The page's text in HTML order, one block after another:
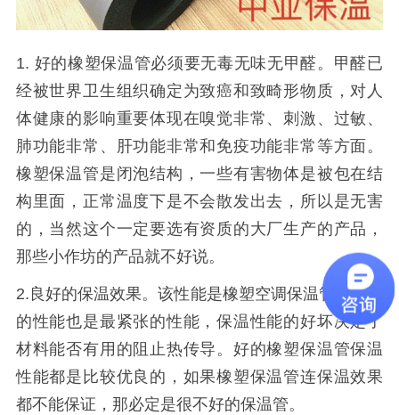
1. 好的橡塑保温管必须要无毒无味无甲醛。甲醛已
经被世界卫生组织确定为致癌和致畸形物质，对人
体健康的影响重要体现在嗅觉非常、刺激、过敏、
肺功能非常、肝功能非常和免疫功能非常等方面。
橡塑保温管是闭泡结构，一些有害物体是被包在结
构里面，正常温度下是不会散发出去，所以是无害
的，当然这个一定要选有资质的大厂生产的产品，
那些小作坊的产品就不好说。
2. 良好的保温效果。该性能是橡塑空调保温管最基本
的性能也是最紧张的性能，保温性能的好坏决定了
材料能否有用的阻止热传导。好的橡塑保温管保温
性能都是比较优良的，如果橡塑保温管连保温效果
都不能保证，那必定是很不好的保温管。